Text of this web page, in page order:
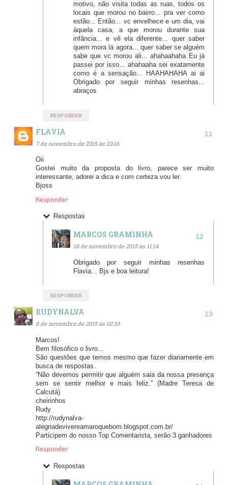
motivo, não visita todas as ruas, todos os
locais que morou no bairro... pra ver como
estão... Então... vc envelhece e um dia, vai
àquela casa, a que morou durante sua
infância... e vê ela diferente... quer saber
quem mora lá agora... quer saber se alguém
sabe que vc morou ali... ahahaahaha Eu já
passei por isso... ahahaaha sei exatamente
como é a sensação... HAAHAHAHA ai ai
Obrigado por seguir minhas resenhas...
abraços
RESPONDER
FLAVIA
7 de novembro de 2015 às 23:16
Oii
Gostei muito da proposta do livro, parece ser muito
interessante, adorei a dica e com certeza vou ler.
Bjoss
Responder
Respostas
MARCOS GRAMINHA
18 de novembro de 2015 às 11:14
Obrigado por seguir minhas resenhas
Flavia... Bjs e boa leitura!
RESPONDER
RUDYNALVA
8 de novembro de 2015 às 02:33
Marcos!
Bem filosófico o livro...
São questões que temos mesmo que fazer diariamente em
busca de respostas.
“Não devemos permitir que alguém saia da nossa presença
sem se sentir melhor e mais feliz.” (Madre Teresa de
Calcutá)
cheirinhos
Rudy
http://rudynalva-
alegriadevivereamaroquebom.blogspot.com.br/
Participem do nosso Top Comentarista, serão 3 ganhadores
Responder
Respostas